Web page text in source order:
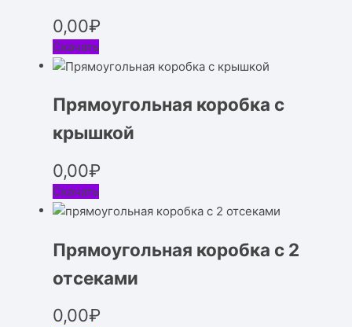
0,00₽
Скачать
Прямоугольная коробка с
крышкой
0,00₽
Скачать
Прямоугольная коробка с 2
отсеками
0,00₽